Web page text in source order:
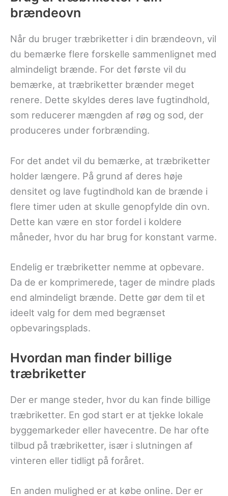
brændeovn
Når du bruger træbriketter i din brændeovn, vil
du bemærke flere forskelle sammenlignet med
almindeligt brænde. For det første vil du
bemærke, at træbriketter brænder meget
renere. Dette skyldes deres lave fugtindhold,
som reducerer mængden af røg og sod, der
produceres under forbrænding.
For det andet vil du bemærke, at træbriketter
holder længere. På grund af deres høje
densitet og lave fugtindhold kan de brænde i
flere timer uden at skulle genopfylde din ovn.
Dette kan være en stor fordel i koldere
måneder, hvor du har brug for konstant varme.
Endelig er træbriketter nemme at opbevare.
Da de er komprimerede, tager de mindre plads
end almindeligt brænde. Dette gør dem til et
ideelt valg for dem med begrænset
opbevaringsplads.
Hvordan man finder billige
træbriketter
Der er mange steder, hvor du kan finde billige
træbriketter. En god start er at tjekke lokale
byggemarkeder eller havecentre. De har ofte
tilbud på træbriketter, især i slutningen af
vinteren eller tidligt på foråret.
En anden mulighed er at købe online. Der er